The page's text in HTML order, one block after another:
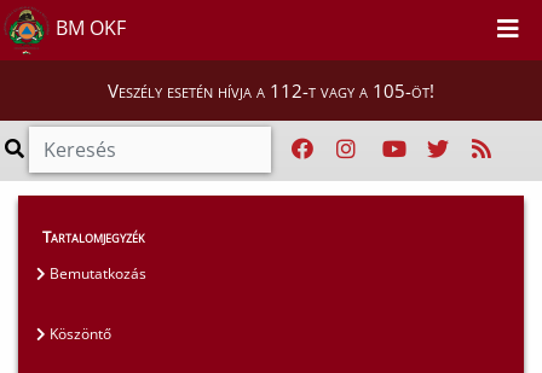
BM OKF
Veszély esetén hívja a 112-t vagy a 105-öt!
Magunkról
Tartalomjegyzék
Bemutatkozás
Köszöntő